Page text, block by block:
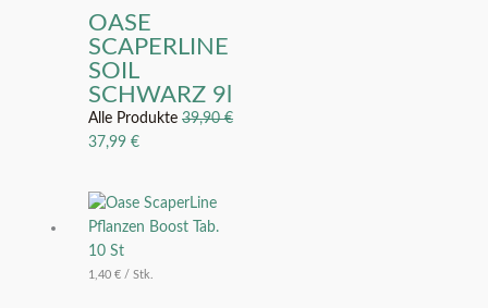
OASE
SCAPERLINE
SOIL
SCHWARZ 9l
Alle Produkte39,90€
37,99€
1,40€ /Stk.